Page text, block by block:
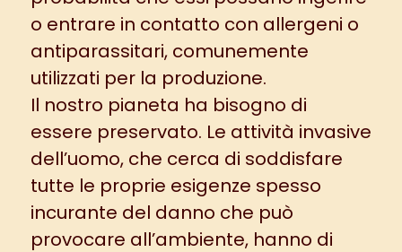
o entrare in contatto con allergeni o
antiparassitari, comunemente
utilizzati per la produzione.
Il nostro pianeta ha bisogno di
essere preservato. Le attività invasive
dell’uomo, che cerca di soddisfare
tutte le proprie esigenze spesso
incurante del danno che può
provocare all’ambiente, hanno di